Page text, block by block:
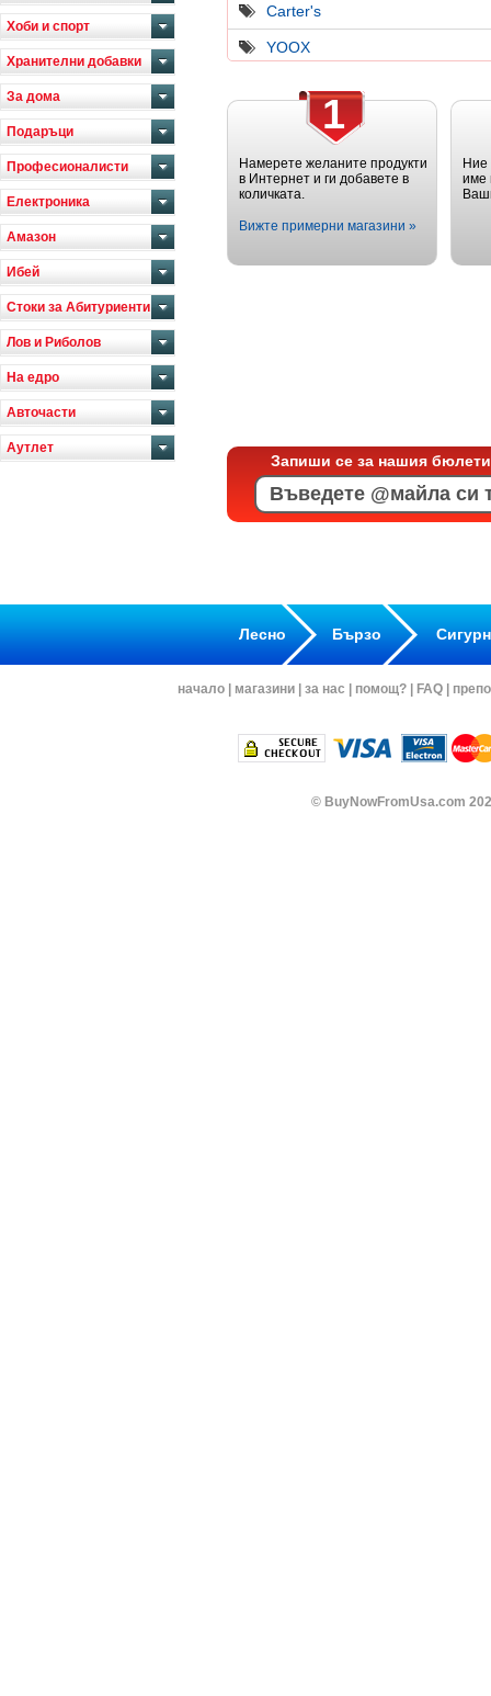
Хоби и спорт
Хранителни добавки
За дома
Подаръци
Професионалисти
Електроника
Амазон
Ибей
Стоки за Абитуриенти
Лов и Риболов
На едро
Авточасти
Аутлет
Carter's
YOOX
1
Намерете желаните продукти
в Интернет и ги добавете в
количката.
Вижте примерни магазини »
име
Запиши се за нашия
Лесно Бързо
начало магазини за нас помощ? FAQ
© BuyNowFromUsa.com